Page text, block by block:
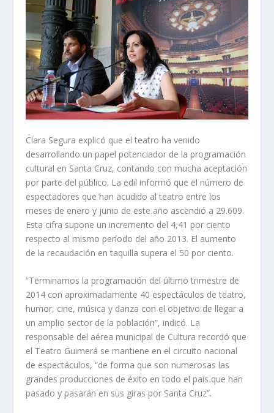
Clara Segura explicó que el teatro ha venido
desarrollando un papel potenciador de la programación
cultural en Santa Cruz, contando con mucha aceptación
por parte del público. La edil informó que el número de
espectadores que han acudido al teatro entre los
meses de enero y junio de este año ascendió a 29.609.
Esta cifra supone un incremento del 4,41 por ciento
respecto al mismo período del año 2013. El aumento
de la recaudación en taquilla supera el 50 por ciento.
“Terminamos la programación del último trimestre de
2014 con aproximadamente 40 espectáculos de teatro,
humor, cine, música y danza con el objetivo de llegar a
un amplio sector de la población”, indicó. La
responsable del aérea municipal de Cultura recordó que
el Teatro Guimerá se mantiene en el circuito nacional
de espectáculos, “de forma que son numerosas las
grandes producciones de éxito en todo el país que han
pasado y pasarán en sus giras por Santa Cruz”.